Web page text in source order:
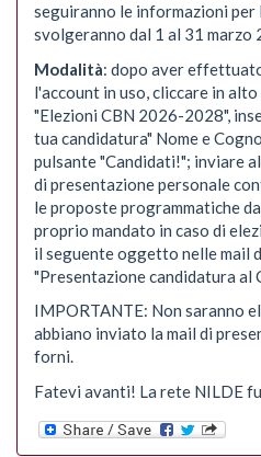
seguiranno le informazioni per
svolgeranno dal 1 al 31 marzo
Modalità: dopo aver
l'account in uso, cliccare in
"Elezioni CBN 2026-2028",
tua candidatura" Nome e
pulsante "Candidati!"; inviare
di presentazione personale
le proposte programmatiche
proprio mandato in caso di
il seguente oggetto nelle mail
"Presentazione candidatura al
IMPORTANTE: Non saranno
abbiano inviato la mail di
forni.
Fatevi avanti! La rete NILDE